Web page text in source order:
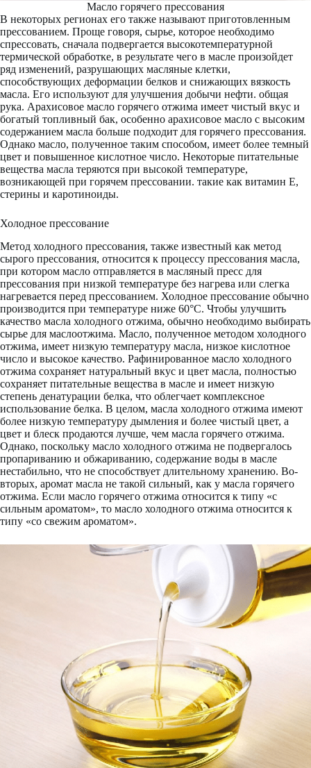
Масло горячего прессования
В некоторых регионах его также называют приготовленным
прессованием. Проще говоря, сырье, которое необходимо
спрессовать, сначала подвергается высокотемпературной
термической обработке, в результате чего в масле произойдет
ряд изменений, разрушающих масляные клетки,
способствующих деформации белков и снижающих вязкость
масла. Его используют для улучшения добычи нефти. общая
рука. Арахисовое масло горячего отжима имеет чистый вкус и
богатый топливный бак, особенно арахисовое масло с высоким
содержанием масла больше подходит для горячего прессования.
Однако масло, полученное таким способом, имеет более темный
цвет и повышенное кислотное число. Некоторые питательные
вещества масла теряются при высокой температуре,
возникающей при горячем прессовании. такие как витамин Е,
стерины и каротиноиды.
Холодное прессование
Метод холодного прессования, также известный как метод
сырого прессования, относится к процессу прессования масла,
при котором масло отправляется в масляный пресс для
прессования при низкой температуре без нагрева или слегка
нагревается перед прессованием. Холодное прессование обычно
производится при температуре ниже 60°C. Чтобы улучшить
качество масла холодного отжима, обычно необходимо выбирать
сырье для маслоотжима. Масло, полученное методом холодного
отжима, имеет низкую температуру масла, низкое кислотное
число и высокое качество. Рафинированное масло холодного
отжима сохраняет натуральный вкус и цвет масла, полностью
сохраняет питательные вещества в масле и имеет низкую
степень денатурации белка, что облегчает комплексное
использование белка. В целом, масла холодного отжима имеют
более низкую температуру дымления и более чистый цвет, а
цвет и блеск продаются лучше, чем масла горячего отжима.
Однако, поскольку масло холодного отжима не подвергалось
пропариванию и обжариванию, содержание воды в масле
нестабильно, что не способствует длительному хранению. Во-
вторых, аромат масла не такой сильный, как у масла горячего
отжима. Если масло горячего отжима относится к типу «с
сильным ароматом», то масло холодного отжима относится к
типу «со свежим ароматом».